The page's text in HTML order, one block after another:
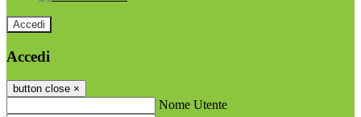
Accedi
Accedi
button close ×
Nome Utente